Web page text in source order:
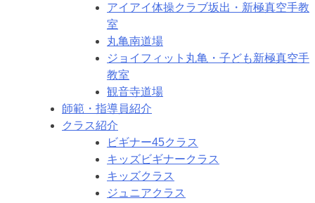
アイアイ体操クラブ坂出・新極真空手教
室
丸亀南道場
ジョイフィット丸亀・子ども新極真空手
教室
観音寺道場
師範・指導員紹介
クラス紹介
ビギナー45クラス
キッズビギナークラス
キッズクラス
ジュニアクラス